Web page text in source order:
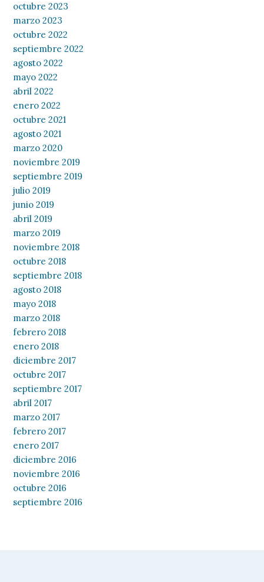
octubre 2023
marzo 2023
octubre 2022
septiembre 2022
agosto 2022
mayo 2022
abril 2022
enero 2022
octubre 2021
agosto 2021
marzo 2020
noviembre 2019
septiembre 2019
julio 2019
junio 2019
abril 2019
marzo 2019
noviembre 2018
octubre 2018
septiembre 2018
agosto 2018
mayo 2018
marzo 2018
febrero 2018
enero 2018
diciembre 2017
octubre 2017
septiembre 2017
abril 2017
marzo 2017
febrero 2017
enero 2017
diciembre 2016
noviembre 2016
octubre 2016
septiembre 2016